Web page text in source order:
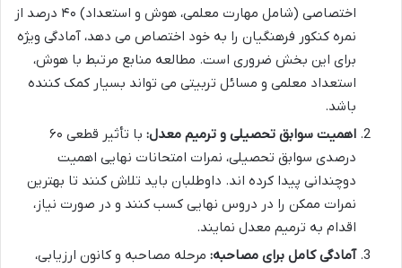
اختصاصی (شامل مهارت معلمی، هوش و استعداد) ۴۰ درصد از
نمره کنکور فرهنگیان را به خود اختصاص می دهد، آمادگی ویژه
برای این بخش ضروری است. مطالعه منابع مرتبط با هوش،
استعداد معلمی و مسائل تربیتی می تواند بسیار کمک کننده
باشد.
اهمیت سوابق تحصیلی و ترمیم معدل:
با تأثیر قطعی ۶۰
درصدی سوابق تحصیلی، نمرات امتحانات نهایی اهمیت
دوچندانی پیدا کرده اند. داوطلبان باید تلاش کنند تا بهترین
نمرات ممکن را در دروس نهایی کسب کنند و در صورت نیاز،
اقدام به ترمیم معدل نمایند.
آمادگی کامل برای مصاحبه: مرحله مصاحبه و کانون ارزیابی،